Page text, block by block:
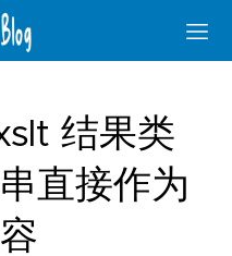
结果类
直接作为